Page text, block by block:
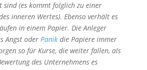
sind (es kommt folglich zu einer
inneren Wertes). Ebenso verhält es
in einem Papier. Die Anleger
Angst oder Panikdie Papiere immer
so für Kurse, die weiter fallen, als
des Unternehmens es